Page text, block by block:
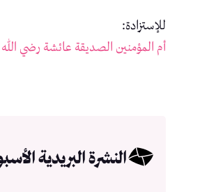
للإستزادة:
أم المؤمنين الصديقة عائشة رضي الله
النشرة البريدية